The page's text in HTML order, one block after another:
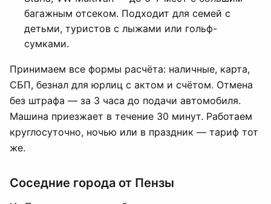
багажным отсеком. Подходит для семей с
детьми, туристов с лыжами или гольф-
сумками.
Принимаем все формы расчёта: наличные, карта,
СБП, безнал для юрлиц с актом и счётом. Отмена
без штрафа — за 3 часа до подачи автомобиля.
Машина приезжает в течение 30 минут. Работаем
круглосуточно, ночью или в праздник — тариф тот
же.
Соседние города от Пензы